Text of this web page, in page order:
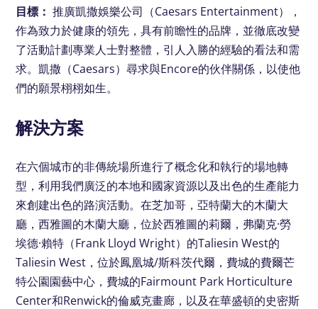
目標： 推廣凱撒娛樂公司（Caesars Entertainment），
作為致力於健康的領先，具有前瞻性的品牌，並徹底改變
了活動計劃專業人士對整體，引人入勝的經驗的看法和需
求。凱撒（Caesars）尋求與Encore的伙伴關係，以使他
們的願景栩栩如生。
解決方案
在六個城市的非傳統場所進行了概念化和執行的場地轉
型，利用我們廣泛的本地和國家資源以及出色的生產能力
來創建出色的路演活動。在芝加哥，亞特蘭大的木蘭大
廳，西雅圖的木蘭大廳，位於西雅圖的莉爾，弗蘭克·勞
埃德·賴特（Frank Lloyd Wright）的Taliesin West的
Taliesin West，位於鳳凰城/斯科茨代爾，費城的費爾芒
特公園園藝中心，費城的Fairmount Park Horticulture
Center和Renwick的倫威克畫廊，以及在華盛頓的史密斯